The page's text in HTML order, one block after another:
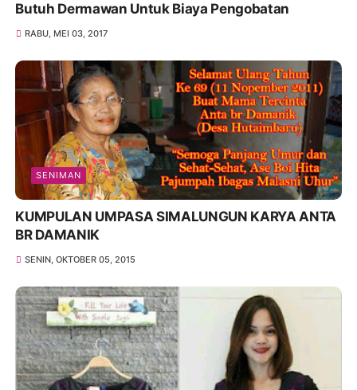
Butuh Dermawan Untuk Biaya Pengobatan
RABU, MEI 03, 2017
SENIMAN
KUMPULAN UMPASA SIMALUNGUN KARYA ANTA
BR DAMANIK
SENIN, OKTOBER 05, 2015